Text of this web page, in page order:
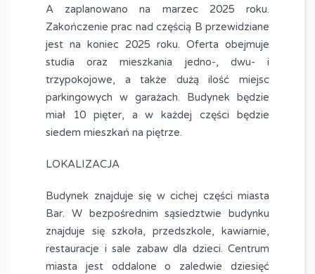
A zaplanowano na marzec 2025 roku.
Zakończenie prac nad częścią B przewidziane
jest na koniec 2025 roku. Oferta obejmuje
studia oraz mieszkania jedno-, dwu- i
trzypokojowe, a także dużą ilość miejsc
parkingowych w garażach. Budynek będzie
miał 10 pięter, a w każdej części będzie
siedem mieszkań na piętrze.
LOKALIZACJA
Budynek znajduje się w cichej części miasta
Bar. W bezpośrednim sąsiedztwie budynku
znajduje się szkoła, przedszkole, kawiarnie,
restauracje i sale zabaw dla dzieci. Centrum
miasta jest oddalone o zaledwie dziesięć